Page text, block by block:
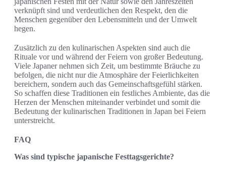
verknüpft sind und verdeutlichen den Respekt, den die
Menschen gegenüber den Lebensmitteln und der Umwelt
hegen.
Zusätzlich zu den kulinarischen Aspekten sind auch die
Rituale vor und während der Feiern von großer Bedeutung.
Viele Japaner nehmen sich Zeit, um bestimmte Bräuche zu
befolgen, die nicht nur die Atmosphäre der Feierlichkeiten
bereichern, sondern auch das Gemeinschaftsgefühl stärken.
So schaffen diese Traditionen ein festliches Ambiente, das die
Herzen der Menschen miteinander verbindet und somit die
Bedeutung der kulinarischen Traditionen in Japan bei Feiern
unterstreicht.
FAQ
Was sind typische japanische Festtagsgerichte?